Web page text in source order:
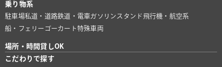
乗り物系
駐車場私道・道路鉄道・電車 ガソリンスタンド 飛行機・航空系
船・フェリー ゴーカート特殊車両
場所・時間貸しOK
こだわりで探す